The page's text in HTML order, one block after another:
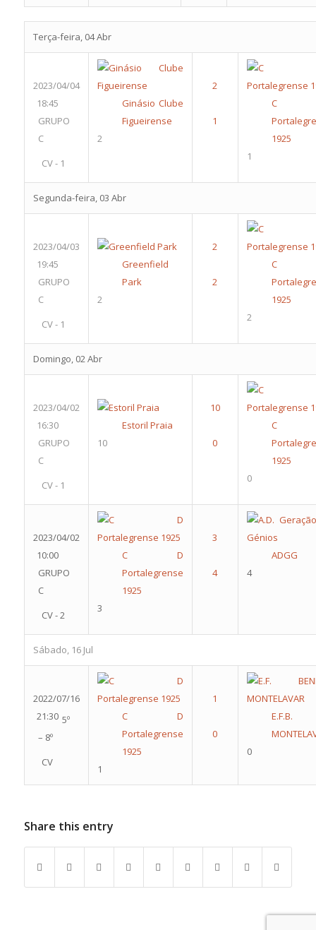
Terça-feira, 04 Abr
2023/04/04
18:45
GRUPO
C
CV - 1
Ginásio Clube
Figueirense
2
C
1925
1
Segunda-feira, 03 Abr
2023/04/03
19:45
GRUPO
C
CV - 1
Greenfield
Park
2
C
1925
2
Domingo, 02 Abr
2023/04/02
16:30
GRUPO
C
CV - 1
Estoril Praia
10
C
1925
0
2023/04/02
10:00
GRUPO
C
CV - 2
C D
Portalegrense
1925
3
ADGG
4
Sábado, 16 Jul
2022/07/16
21:30 5º
– 8º
CV
C D
Portalegrense
1925
1
E.F.B.
0
Share this entry